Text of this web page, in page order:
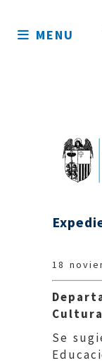
sitio
MENU
18
Se